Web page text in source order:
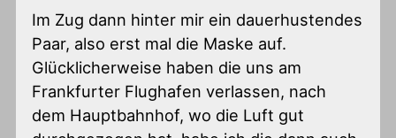
Im Zug dann hinter mir ein dauerhustendes
Paar, also erst mal die Maske auf.
Glücklicherweise haben die uns am
Frankfurter Flughafen verlassen, nach
dem Hauptbahnhof, wo die Luft gut